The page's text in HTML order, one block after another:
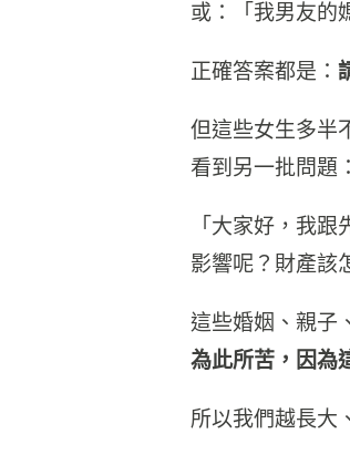
或：「我男友的
正確答案都是：
但這些女生多半
看到另一批問題：
「大家好，我
影響呢？財產該
這些婚姻、親子
為此所苦，因為
所以我們越長大